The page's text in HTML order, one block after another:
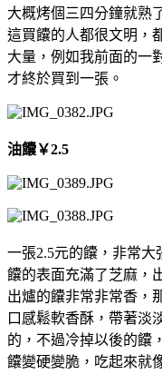
大概烤個三四分鐘就熟
這買饢的人都很文明，
大量，例如我前面的一
才終於買到一張。
油饢￥2.5
一張2.5元的饢，非常大
饢的表面充滿了芝麻，
出爐的饢非常非常香，
口感鬆軟香酥，帶著淡
的，不過冷掉以後的饢
饢變硬變脆，吃起來就